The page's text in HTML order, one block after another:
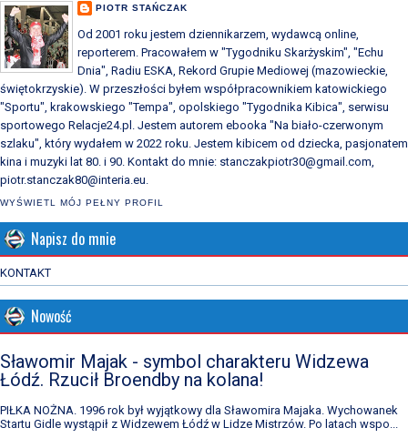
PIOTR STAŃCZAK
Od 2001 roku jestem dziennikarzem, wydawcą online,
reporterem. Pracowałem w "Tygodniku Skarżyskim", "Echu
Dnia", Radiu ESKA, Rekord Grupie Mediowej (mazowieckie,
świętokrzyskie). W przeszłości byłem współpracownikiem katowickiego
"Sportu", krakowskiego "Tempa", opolskiego "Tygodnika Kibica", serwisu
sportowego Relacje24.pl. Jestem autorem ebooka "Na biało-czerwonym
szlaku", który wydałem w 2022 roku. Jestem kibicem od dziecka, pasjonatem
kina i muzyki lat 80. i 90. Kontakt do mnie: stanczakpiotr30@gmail.com,
piotr.stanczak80@interia.eu.
WYŚWIETL MÓJ PEŁNY PROFIL
Napisz do mnie
KONTAKT
Nowość
Sławomir Majak - symbol charakteru Widzewa
Łódź. Rzucił Broendby na kolana!
PIŁKA NOŻNA. 1996 rok był wyjątkowy dla Sławomira Majaka. Wychowanek
Startu Gidle wystąpił z Widzewem Łódź w Lidze Mistrzów. Po latach wspo...